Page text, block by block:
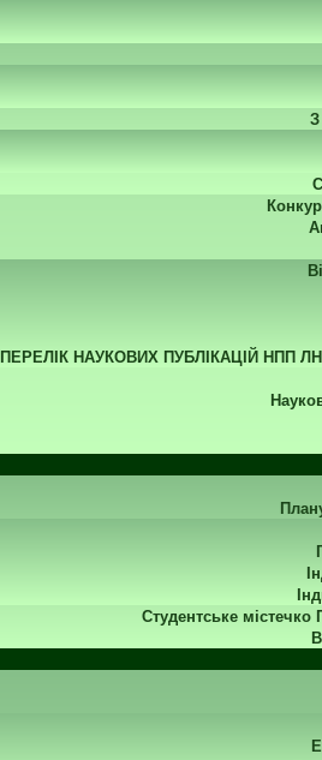
ПЕРЕЛІК НАУКОВИХ ПУБЛІКАЦІЙ НПП
Студентське